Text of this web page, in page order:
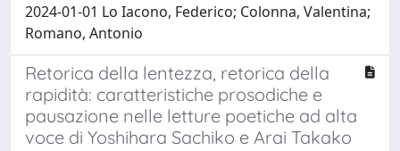
2024-01-01 Lo Iacono, Federico; Colonna, Valentina;
Romano, Antonio
Retorica della lentezza, retorica della
rapidità: caratteristiche prosodiche e
pausazione nelle letture poetiche ad alta
voce di Yoshihara Sachiko e Arai Takako